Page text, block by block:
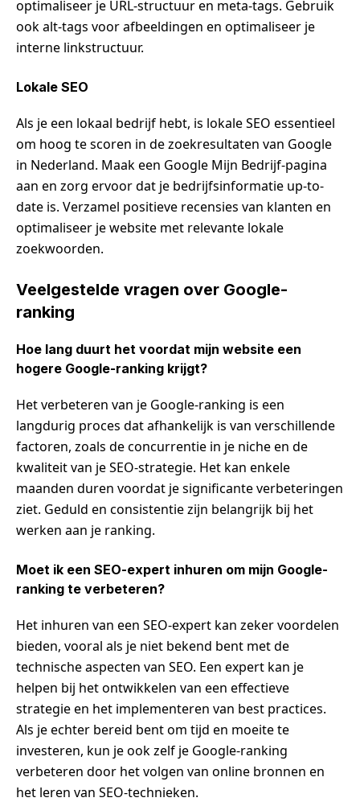
optimaliseer je URL-structuur en meta-tags. Gebruik
ook alt-tags voor afbeeldingen en optimaliseer je
interne linkstructuur.
Lokale SEO
Als je een lokaal bedrijf hebt, is lokale SEO essentieel
om hoog te scoren in de zoekresultaten van Google
in Nederland. Maak een Google Mijn Bedrijf-pagina
aan en zorg ervoor dat je bedrijfsinformatie up-to-
date is. Verzamel positieve recensies van klanten en
optimaliseer je website met relevante lokale
zoekwoorden.
Veelgestelde vragen over Google-
ranking
Hoe lang duurt het voordat mijn website een
hogere Google-ranking krijgt?
Het verbeteren van je Google-ranking is een
langdurig proces dat afhankelijk is van verschillende
factoren, zoals de concurrentie in je niche en de
kwaliteit van je SEO-strategie. Het kan enkele
maanden duren voordat je significante verbeteringen
ziet. Geduld en consistentie zijn belangrijk bij het
werken aan je ranking.
Moet ik een SEO-expert inhuren om mijn Google-
ranking te verbeteren?
Het inhuren van een SEO-expert kan zeker voordelen
bieden, vooral als je niet bekend bent met de
technische aspecten van SEO. Een expert kan je
helpen bij het ontwikkelen van een effectieve
strategie en het implementeren van best practices.
Als je echter bereid bent om tijd en moeite te
investeren, kun je ook zelf je Google-ranking
verbeteren door het volgen van online bronnen en
het leren van SEO-technieken.